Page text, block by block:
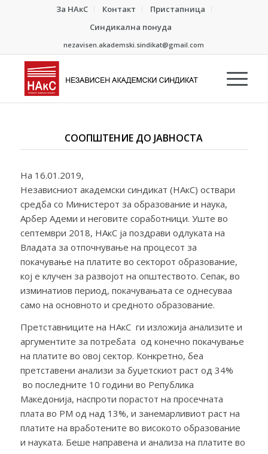
За НАкС Контакт
Пристапница
Синдикална понуда
nezavisen.akademski.sindikat@gmail.com
СООПШТЕНИЕ ДО ЈАВНОСТА
На 16.01.2019,
Независниот академски синдикат (НАкС) оствари
средба со Министерот за образование и наука,
Арбер Адеми и неговите соработници. Уште во
септември 2018, НАкС ја поздрави одлуката на
Владата за отпочнување на процесот за
покачување на платите во секторот образование,
кој е клучен за развојот на општеството. Сепак, во
изминатиов период, покачувањата се однесуваа
само на основното и средното образование.
Претставниците на НАкС ги изложија анализите и
аргументите за потребата од конечно покачување
на платите во овој сектор. Конкретно, беа
претставени анализи за буџетскиот раст од 34%
во пoследните 10 години во Република
Македонија, наспроти порастот на просечната
плата во РМ од над 13%, и занемарливиот раст на
платите на вработените во високото образование
и науката. Беше направена и анализа на платите во